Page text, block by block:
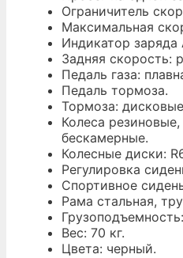
Ограничитель
Максимальная
Индикатор заряда
Задняя скорость:
Педаль газа:
Педаль тормоза.
Тормоза:
Колеса
бескамерные.
Колесные диски:
Регулировка
Спортивное
Рама стальная,
Вес: 70 кг.
Цвета: черный.